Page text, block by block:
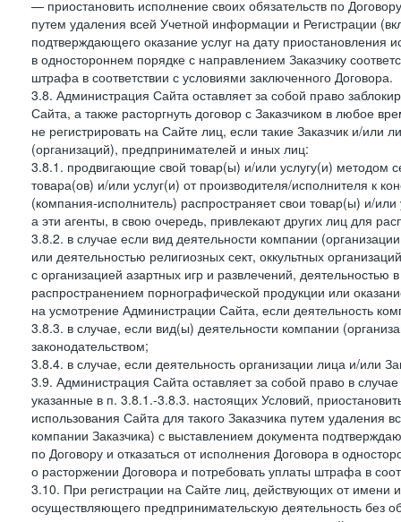
— приостановить исполнение своих обязательств по
путем удаления всей Учетной информации и Регистрации
подтверждающего оказание услуг на дату приостановления
в одностороннем порядке с направлением Заказчику
штрафа в соответствии с условиями заключенного Договора.
3.8. Администрация Сайта оставляет за собой право
Сайта, а также расторгнуть договор с Заказчиком в любое
не регистрировать на Сайте лиц, если такие Заказчик и/
(организаций), предпринимателей и иных лиц:
3.8.1. продвигающие свой товар(ы) и/или услугу(и) методом
товара(ов) и/или услуг(и) от производителя/исполнителя к
(компания-исполнитель) распространяет свои товар(ы) и/
а эти агенты, в свою очередь, привлекают других лиц для
3.8.2. в случае если вид деятельности компании
или деятельностью религиозных сект, оккультных
с организацией азартных игр и развлечений,
распространением порнографической продукции или
на усмотрение Администрации Сайта, если деятельность
3.8.3. в случае, если вид(ы) деятельности компании
законодательством;
3.8.4. в случае, если деятельность организации лица и/или
3.9. Администрация Сайта оставляет за собой право в
указанные в п. 3.8.1.-3.8.3. настоящих Условий,
использования Сайта для такого Заказчика путем
компании Заказчика) с выставлением документа
по Договору и отказаться от исполнения Договора в
о расторжении Договора и потребовать уплаты штрафа в
3.10. При регистрации на Сайте лиц, действующих от имени
осуществляющего предпринимательскую деятельность без